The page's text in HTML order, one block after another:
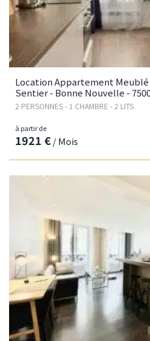
Location Appartement Meublé
Sentier - Bonne Nouvelle -
2 PERSONNES - 1 CHAMBRE - 2 LITS
à partir de
1921 €/ Mois